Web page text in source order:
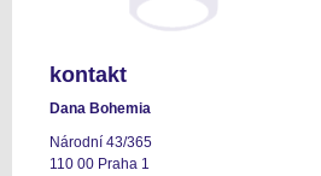
kontakt
Dana Bohemia
Národní 43/365
110 00 Praha 1